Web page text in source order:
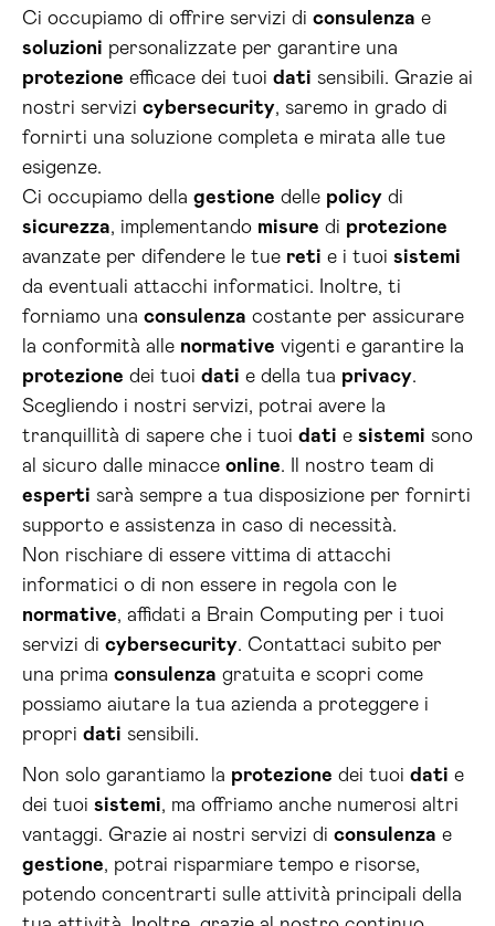
Ci occupiamo di offrire servizi di consulenza e
soluzioni personalizzate per garantire una
protezione efficace dei tuoi dati sensibili. Grazie ai
nostri servizi cybersecurity, saremo in grado di
fornirti una soluzione completa e mirata alle tue
esigenze.
Ci occupiamo della gestione delle policy di
sicurezza, implementando misure di protezione
avanzate per difendere le tue reti e i tuoi sistemi
da eventuali attacchi informatici. Inoltre, ti
forniamo una consulenza costante per assicurare
la conformità alle normative vigenti e garantire la
protezione dei tuoi dati e della tua privacy.
Scegliendo i nostri servizi, potrai avere la
tranquillità di sapere che i tuoi dati e sistemi sono
al sicuro dalle minacce online. Il nostro team di
esperti sarà sempre a tua disposizione per fornirti
supporto e assistenza in caso di necessità.
Non rischiare di essere vittima di attacchi
informatici o di non essere in regola con le
normative, affidati a Brain Computing per i tuoi
servizi di cybersecurity. Contattaci subito per
una prima consulenza gratuita e scopri come
possiamo aiutare la tua azienda a proteggere i
propri dati sensibili.
Non solo garantiamo la protezione dei tuoi dati e
dei tuoi sistemi, ma offriamo anche numerosi altri
vantaggi. Grazie ai nostri servizi di consulenza e
gestione, potrai risparmiare tempo e risorse,
potendo concentrarti sulle attività principali della